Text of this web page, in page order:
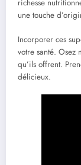
richesse
une touche
Incorporer ces
votre santé. Osez
qu’ils offrent.
délicieux.